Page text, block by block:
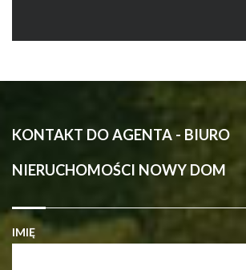
KONTAKT DO AGENTA - BIURO
NIERUCHOMOŚCI NOWY DOM
IMIĘ